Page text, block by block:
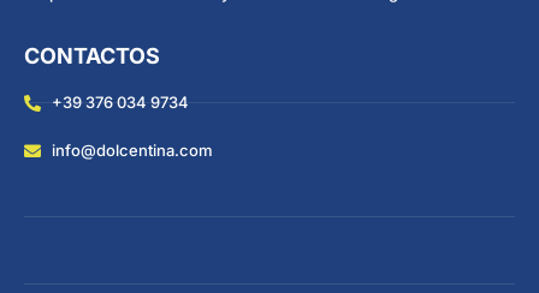
CONTACTOS
+39 376 034 9734
info@dolcentina.com